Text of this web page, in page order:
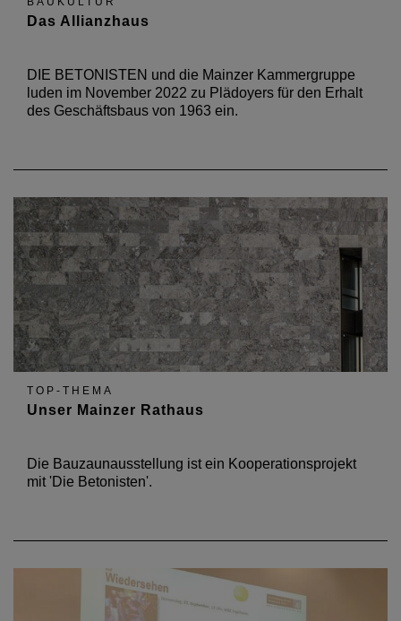
Das Allianzhaus
DIE BETONISTEN und die Mainzer Kammergruppe
luden im November 2022 zu Plädoyers für den Erhalt
des Geschäftsbaus von 1963 ein.
TOP-THEMA
Unser Mainzer Rathaus
Die Bauzaunausstellung ist ein Kooperationsprojekt
mit 'Die Betonisten'.